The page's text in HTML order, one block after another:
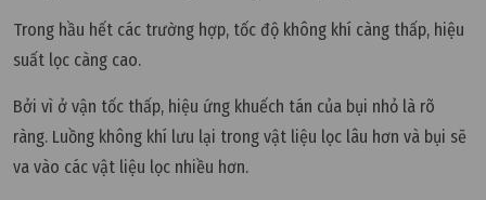
Trong hầu hết các trường hợp, tốc độ không khí càng thấp, hiệu
suất lọc càng cao.
Bởi vì ở vận tốc thấp, hiệu ứng khuếch tán của bụi nhỏ là rõ
ràng. Luồng không khí lưu lại trong vật liệu lọc lâu hơn và bụi sẽ
va vào các vật liệu lọc nhiều hơn.